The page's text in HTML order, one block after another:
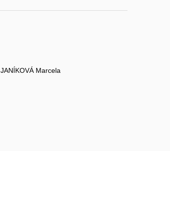
JANÍKOVÁ Marcela